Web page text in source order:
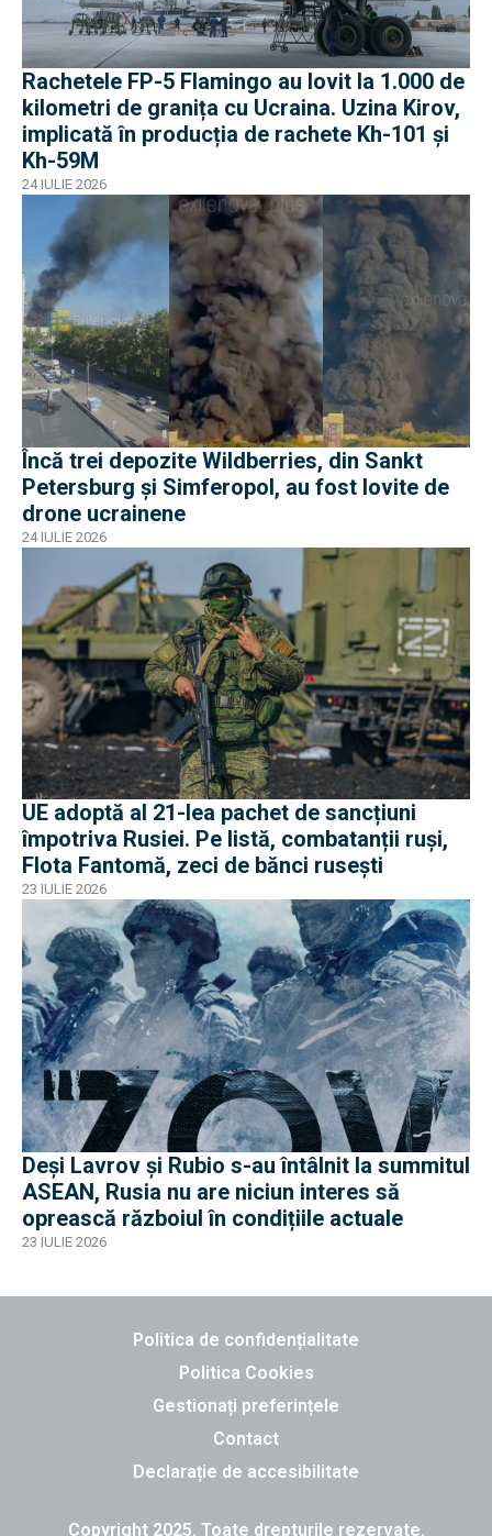
Rachetele FP-5 Flamingo au lovit la 1.000 de
kilometri de granița cu Ucraina. Uzina Kirov,
implicată în producția de rachete Kh-101 și
Kh-59M
24 IULIE 2026
Încă trei depozite Wildberries, din Sankt
Petersburg și Simferopol, au fost lovite de
drone ucrainene
24 IULIE 2026
UE adoptă al 21-lea pachet de sancțiuni
împotriva Rusiei. Pe listă, combatanții ruși,
Flota Fantomă, zeci de bănci rusești
23 IULIE 2026
Deși Lavrov și Rubio s-au întâlnit la summitul
ASEAN, Rusia nu are niciun interes să
oprească războiul în condițiile actuale
23 IULIE 2026
Politica de confidențialitate
Politica Cookies
Gestionați preferințele
Contact
Declarație de accesibilitate
Copyright 2025. Toate drepturile rezervate.